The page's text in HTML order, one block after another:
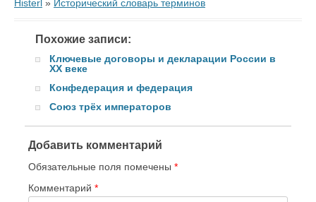
Histerl » Исторический словарь терминов
Похожие записи:
Ключевые договоры и декларации России в
XX веке
Конфедерация и федерация
Союз трёх императоров
Добавить комментарий
Обязательные поля помечены *
Комментарий *